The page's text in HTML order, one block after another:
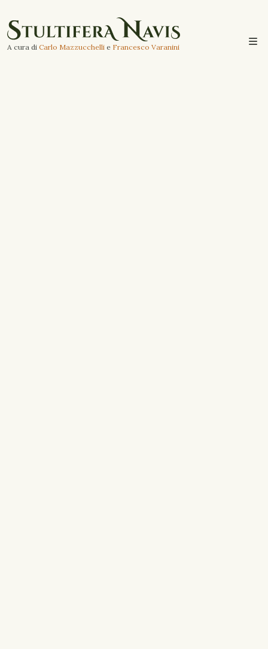
A cura di Carlo Mazzucchelli e Francesco Varanini